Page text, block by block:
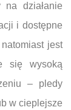
działanie
i dostępne
jest
się wysoką
– pledy
w cieplejsze